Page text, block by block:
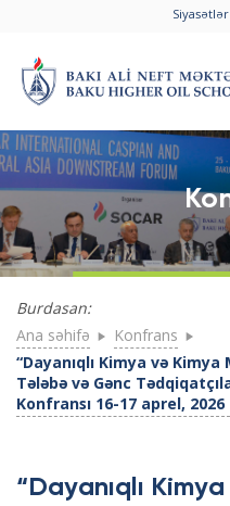
Burdasan:
Ana səhifə
Konfrans
“Dayanıqlı Kimya və
Tələbə və Gənc
Konfransı 16-17 aprel, 2026
“Dayanıqlı